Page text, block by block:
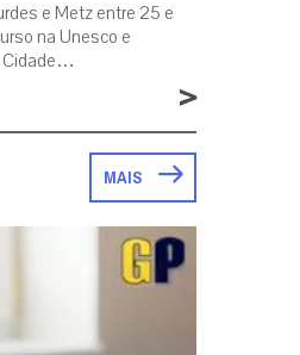
e Metz entre 25 e
na Unesco e
Cidade…
>
MAIS